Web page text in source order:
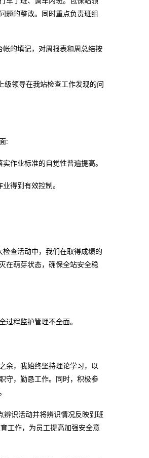
题的整改。同时重点负责班组
的填记，对周报表和周总结按
级领导在我站检查工作发现的问
:
作业标准的自觉性普遍提高。
得到有效控制。
查活动中，我们在取得成绩的
在萌芽状态，确保全站安全稳
过程监护管理不全面。
余，我始终坚持理论学习，以
守，勤恳工作。同时，积极参
辨识活动并将辨识情况反映到班
工作，为员工提高加强安全意